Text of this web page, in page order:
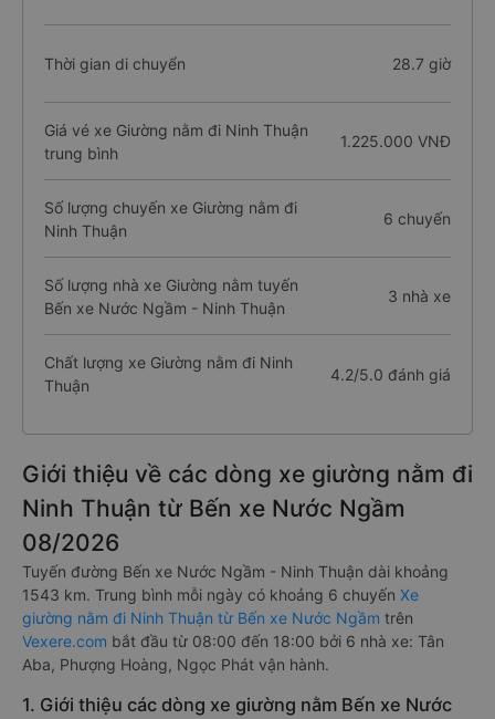
Thời gian di chuyển 28.7 giờ
Giá vé xe Giường nằm đi Ninh Thuận
trung bình
1.225.000 VNĐ
Số lượng chuyến xe Giường nằm đi
Ninh Thuận
6 chuyến
Số lượng nhà xe Giường nằm tuyến
Bến xe Nước Ngầm - Ninh Thuận
3 nhà xe
Chất lượng xe Giường nằm đi Ninh
Thuận
4.2/5.0 đánh giá
Giới thiệu về các dòng xe giường nằm đi
Ninh Thuận từ Bến xe Nước Ngầm
08/2026
Tuyến đường Bến xe Nước Ngầm - Ninh Thuận dài khoảng
1543 km. Trung bình mỗi ngày có khoảng 6 chuyến Xe
giường nằm đi Ninh Thuận từ Bến xe Nước Ngầm trên
Vexere.com bắt đầu từ 08:00 đến 18:00 bởi 6 nhà xe: Tân
Aba, Phượng Hoàng, Ngọc Phát vận hành.
1. Giới thiệu các dòng xe giường nằm Bến xe Nước